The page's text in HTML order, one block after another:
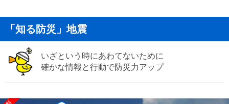
「知る防災」地震
いざという時にあわてないために
確かな情報と行動で防災力アップ